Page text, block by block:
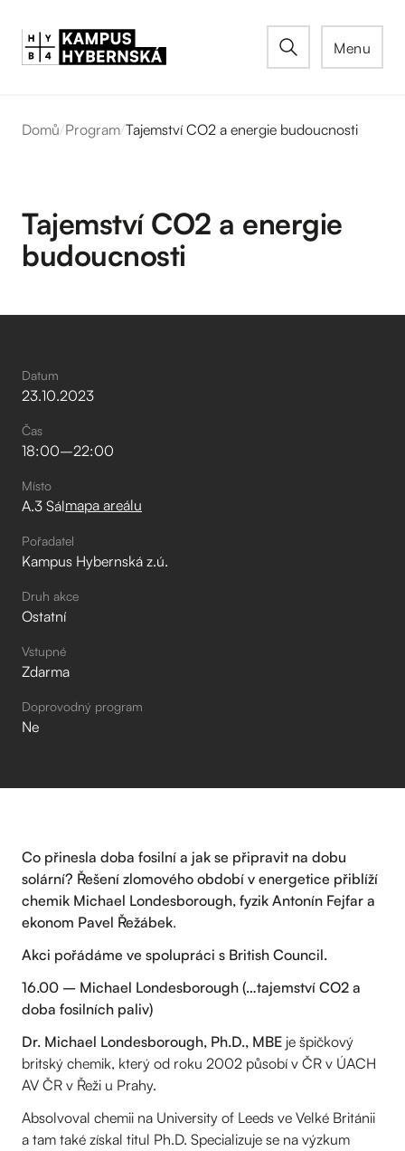
Menu
Domů/Program/Tajemství CO2 a energie budoucnosti
Tajemství CO2 a energie
budoucnosti
Datum
23.10.2023
Čas
18:00–⁠22:00
Místo
A.3 Sálmapa areálu
Pořadatel
Kampus Hybernská z.ú.
Druh akce
Ostatní
Vstupné
Zdarma
Doprovodný program
Ne
Co přinesla doba fosilní a jak se připravit na dobu
solární? Řešení zlomového období v energetice přiblíží
chemik Michael Londesborough, fyzik Antonín Fejfar a
ekonom Pavel Řežábek.
Akci pořádáme ve spolupráci s British Council.
16.00 – Michael Londesborough (…tajemství CO2 a
doba fosilních paliv)
Dr. Michael Londesborough, Ph.D., MBE je špičkový
britský chemik, který od roku 2002 působí v ČR v ÚACH
AV ČR v Řeži u Prahy.
Absolvoval chemii na University of Leeds ve Velké Británii
a tam také získal titul Ph.D. Specializuje se na výzkum